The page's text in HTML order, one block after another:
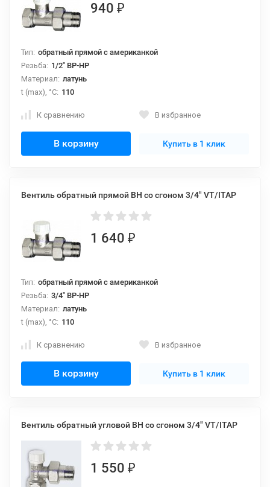
940 ₽
Тип: обратный прямой с американкой
Резьба: 1/2" ВР-НР
Материал: латунь
t (max), °С: 110
К сравнению В избранное
В корзину Купить в 1 клик
Вентиль обратный прямой ВН со сгоном 3/4" VT/ITAP
1 640 ₽
Тип: обратный прямой с американкой
Резьба: 3/4" ВР-НР
Материал: латунь
t (max), °С: 110
К сравнению В избранное
В корзину Купить в 1 клик
Вентиль обратный угловой ВН со сгоном 3/4" VT/ITAP
1 550 ₽